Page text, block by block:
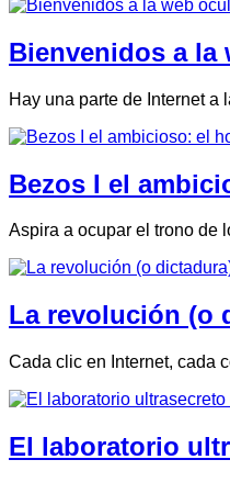
Bienvenidos a la
Hay una parte de Internet
Bezos I el
Aspira a ocupar el trono de
La revolución (o
Cada clic en Internet, cada
El laboratorio